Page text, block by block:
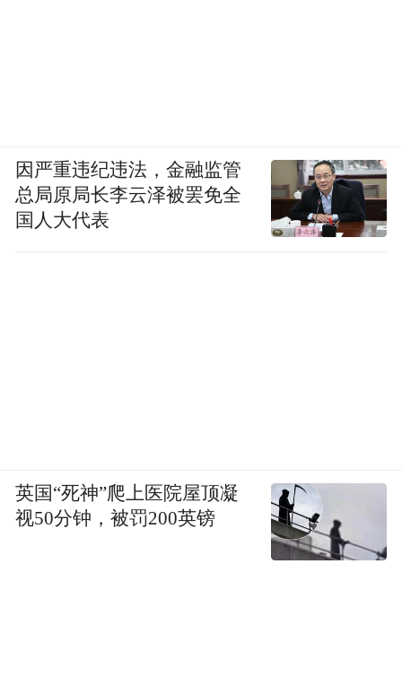
因严重违纪违法，金融监管
总局原局长李云泽被罢免全
国人大代表
英国“死神”爬上医院屋顶凝
视50分钟，被罚200英镑